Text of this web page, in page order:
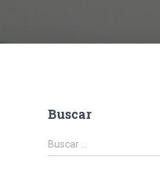
Buscar
B
u
Buscar …